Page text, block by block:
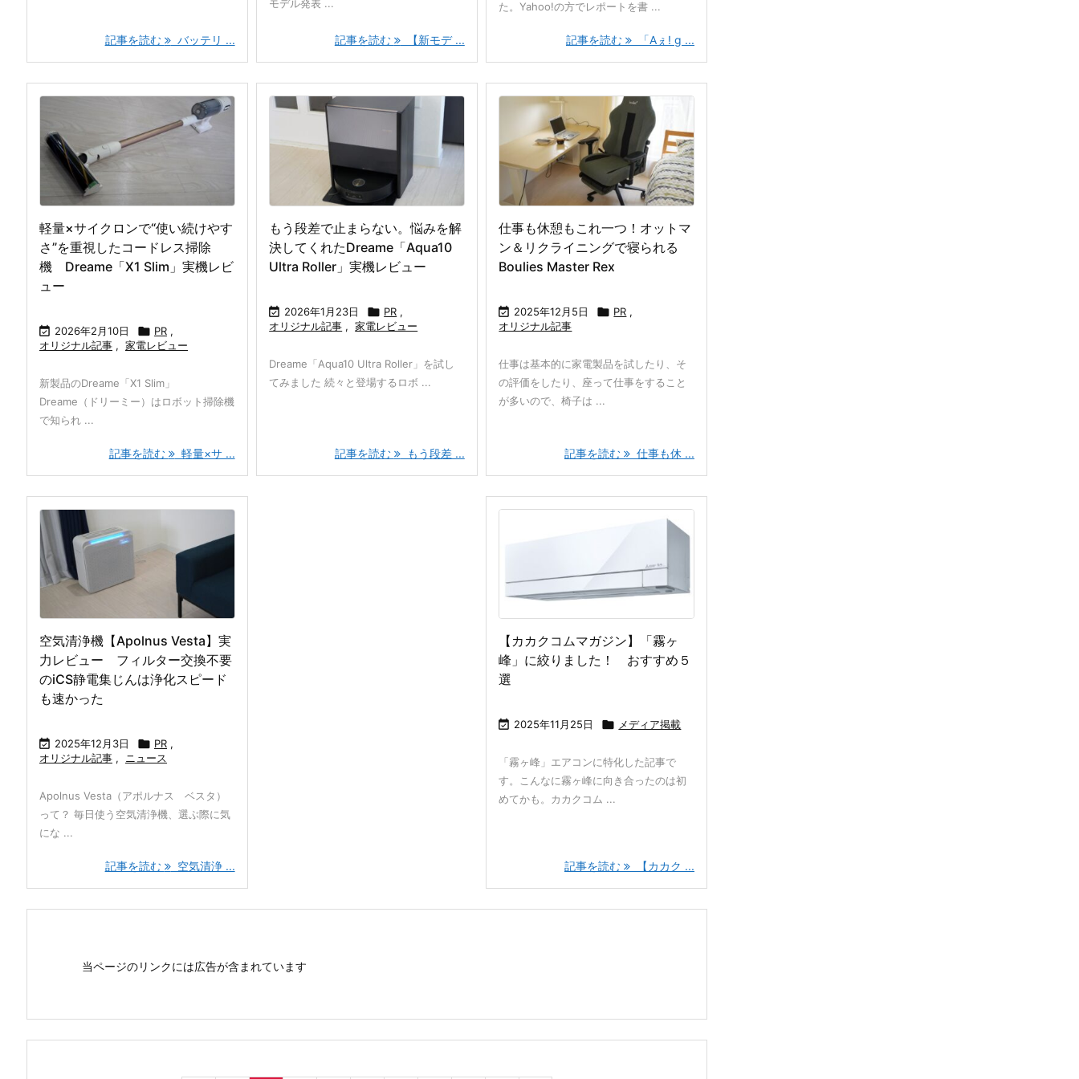
記事を読む バッテリ ...
モデル発表 ...
記事を読む 【新モデ ...
た。Yahoo!の方でレポートを書 ...
記事を読む 「Aぇ! g ...
軽量×サイクロンで“使い続けやす
さ”を重視したコードレス掃除
機 Dreame「X1 Slim」実機レビ
ュー
 2026年2月10日  PR ,
オリジナル記事 , 家電レビュー
新製品のDreame「X1 Slim」
Dreame（ドリーミー）はロボット掃除機
で知られ ...
記事を読む 軽量×サ ...
もう段差で止まらない。悩みを解
決してくれたDreame「Aqua10
Ultra Roller」実機レビュー
 2026年1月23日  PR ,
オリジナル記事 , 家電レビュー
Dreame「Aqua10 Ultra Roller」を試し
てみました 続々と登場するロボ ...
記事を読む もう段差 ...
仕事も休憩もこれ一つ！オットマ
ン＆リクライニングで寝られる
Boulies Master Rex
 2025年12月5日  PR ,
オリジナル記事
仕事は基本的に家電製品を試したり、そ
の評価をしたり、座って仕事をすること
が多いので、椅子は ...
記事を読む 仕事も休 ...
空気清浄機【Apolnus Vesta】実
力レビュー フィルター交換不要
のiCS静電集じんは浄化スピード
も速かった
 2025年12月3日  PR ,
オリジナル記事 , ニュース
Apolnus Vesta（アポルナス ベスタ）
って？ 毎日使う空気清浄機、選ぶ際に気
にな ...
記事を読む 空気清浄 ...
【カカクコムマガジン】「霧ヶ
峰」に絞りました！ おすすめ５
選
 2025年11月25日  メディア掲載
「霧ヶ峰」エアコンに特化した記事で
す。こんなに霧ヶ峰に向き合ったのは初
めてかも。カカクコム ...
記事を読む 【カカク ...
当ページのリンクには広告が含まれています